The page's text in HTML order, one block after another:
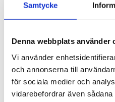
Samtycke
Denna webbplats använder
Vi använder
och annonserna till
för sociala medier och
vidarebefordrar även
Läs mer